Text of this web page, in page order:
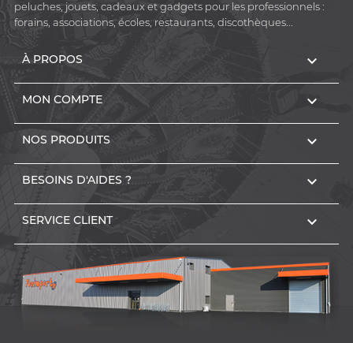
peluches, jouets, cadeaux et gadgets pour les professionnels :
forains, associations, écoles, restaurants, discothèques...
À PROPOS 
MON COMPTE 
NOS PRODUITS 
BESOINS D'AIDES ? 
SERVICE CLIENT 